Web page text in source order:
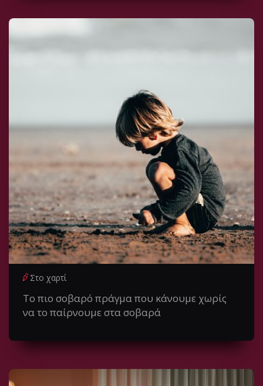
Στο χαρτί
Το πιο σοβαρό πράγμα που κάνουμε χωρίς
να το παίρνουμε στα σοβαρά